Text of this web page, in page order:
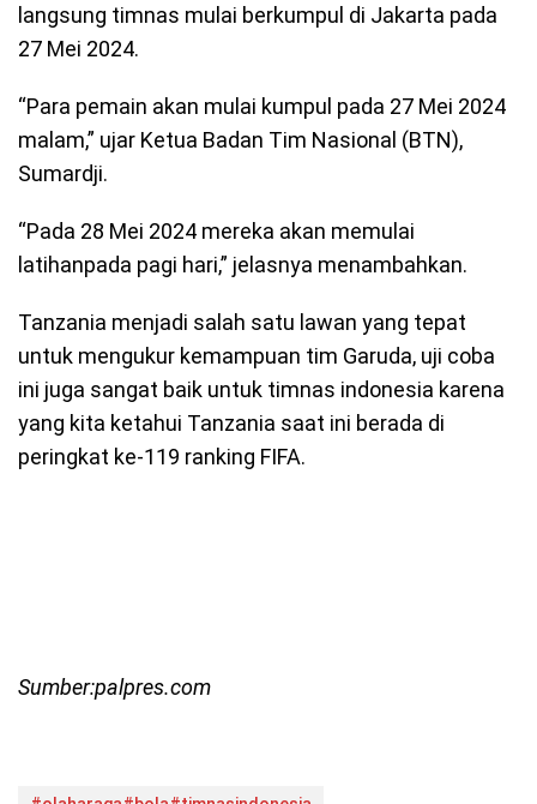
langsung timnas mulai berkumpul di Jakarta pada
27 Mei 2024.
“Para pemain akan mulai kumpul pada 27 Mei 2024
malam,” ujar Ketua Badan Tim Nasional (BTN),
Sumardji.
“Pada 28 Mei 2024 mereka akan memulai
latihanpada pagi hari,” jelasnya menambahkan.
Tanzania menjadi salah satu lawan yang tepat
untuk mengukur kemampuan tim Garuda, uji coba
ini juga sangat baik untuk timnas indonesia karena
yang kita ketahui Tanzania saat ini berada di
peringkat ke-119 ranking FIFA.
Sumber:palpres.com